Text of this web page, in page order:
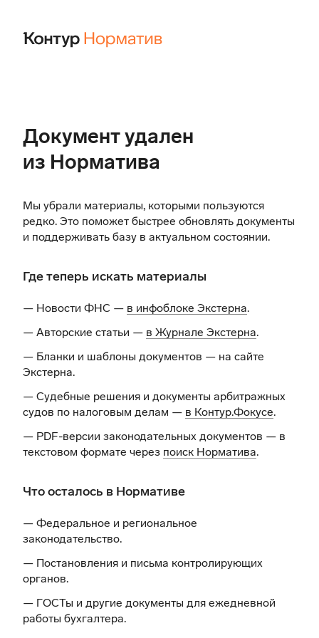
Документ удален
из Норматива
Мы убрали материалы, которыми пользуются
редко. Это поможет быстрее обновлять документы
и поддерживать базу в актуальном состоянии.
Где теперь искать материалы
— Новости ФНС — в инфоблоке Экстерна.
— Авторские статьи — в Журнале Экстерна.
— Бланки и шаблоны документов — на сайте
Экстерна.
— Судебные решения и документы арбитражных
судов по налоговым делам — в Контур.Фокусе.
— PDF-версии законодательных документов — в
текстовом формате через поиск Норматива.
Что осталось в Нормативе
— Федеральное и региональное
законодательство.
— Постановления и письма контролирующих
органов.
— ГОСТы и другие документы для ежедневной
работы бухгалтера.